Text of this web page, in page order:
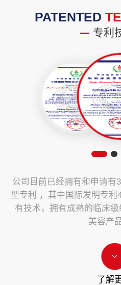
PATENTED
专利
公司目前已经拥有和申请有
型专利 ，其中国际发明专利
有技术，拥有成熟的临床
美容产
了解